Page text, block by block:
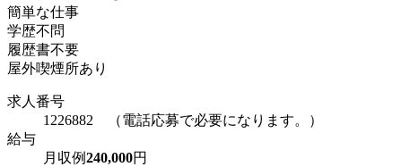
簡単な仕事
学歴不問
履歴書不要
屋外喫煙所あり
求人番号
1226882 （電話応募で必要になります。）
給与
月収例240,000円